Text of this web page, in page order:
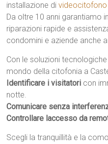
installazione di
Da oltre 10 anni garantiamo
riparazioni rapide e
condomini e aziende anche
Con le soluzioni
mondo della citofonia a
Identificare i visitatori con
notte.
Comunicare senza
Controllare laccesso da
Scegli la tranquillità e la